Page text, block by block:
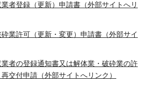
者登録（更新）申請書（外部サイトへリ
業許可（更新・変更）申請書（外部サイ
者の登録通知書又は解体業・破砕業の許
交付申請（外部サイトへリンク）